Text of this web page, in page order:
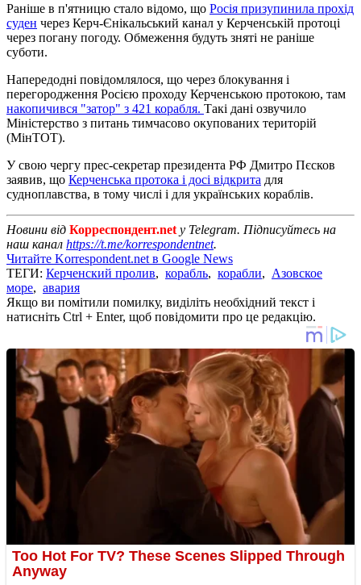
Раніше в п'ятницю стало відомо, що Росія призупинила прохід
суден через Керч-Єнікальський канал у Керченській протоці
через погану погоду. Обмеження будуть зняті не раніше
суботи.
Напередодні повідомлялося, що через блокування і
перегородження Росією проходу Керченською протокою, там
накопичився "затор" з 421 корабля. Такі дані озвучило
Міністерство з питань тимчасово окупованих територій
(МінТОТ).
У свою чергу прес-секретар президента РФ Дмитро Пєсков
заявив, що Керченська протока і досі відкрита для
судноплавства, в тому числі і для українських кораблів.
Новини від Корреспондент.net у Telegram. Підписуйтесь на
наш канал https://t.me/korrespondentnet.
Читайте Korrespondent.net в Google News
ТЕГИ: Керченский пролив, корабль, корабли, Азовское
море, авария
Якщо ви помітили помилку, виділіть необхідний текст і
натисніть Ctrl + Enter, щоб повідомити про це редакцію.